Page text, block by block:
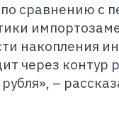
сравнению с
накопления
через контур
–